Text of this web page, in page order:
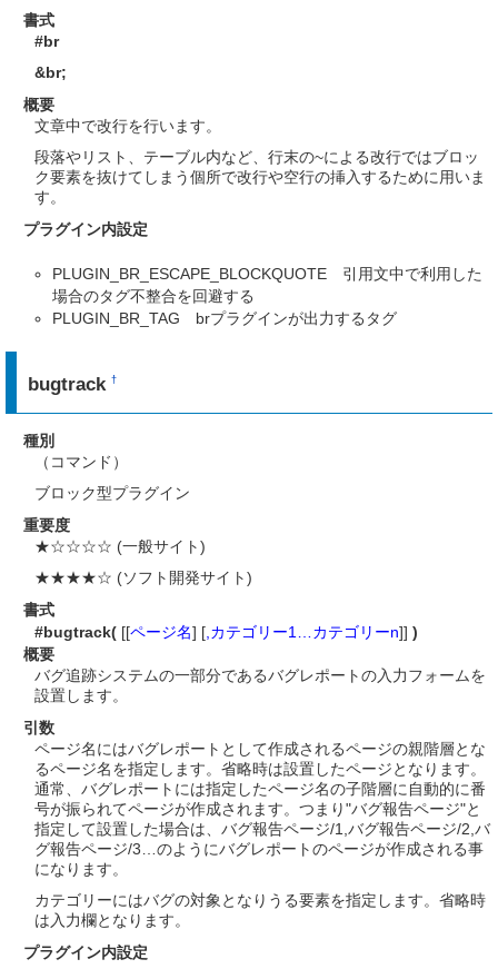
書式
#br
&br;
概要
文章中で改行を行います。
段落やリスト、テーブル内など、行末の~による改行ではブロッ
ク要素を抜けてしまう個所で改行や空行の挿入するために用いま
す。
プラグイン内設定
PLUGIN_BR_ESCAPE_BLOCKQUOTE 引用文中で利用した
場合のタグ不整合を回避する
PLUGIN_BR_TAG brプラグインが出力するタグ
bugtrack†
種別
（コマンド）
ブロック型プラグイン
重要度
★☆☆☆☆ (一般サイト)
★★★★☆ (ソフト開発サイト)
書式
#bugtrack( [[ページ名] [ ,カテゴリー1…カテゴリーn]] )
概要
バグ追跡システムの一部分であるバグレポートの入力フォームを
設置します。
引数
ページ名にはバグレポートとして作成されるページの親階層とな
るページ名を指定します。省略時は設置したページとなります。
通常、バグレポートには指定したページ名の子階層に自動的に番
号が振られてページが作成されます。つまり"バグ報告ページ"と
指定して設置した場合は、バグ報告ページ/1,バグ報告ページ/2,バ
グ報告ページ/3…のようにバグレポートのページが作成される事
になります。
カテゴリーにはバグの対象となりうる要素を指定します。省略時
は入力欄となります。
プラグイン内設定